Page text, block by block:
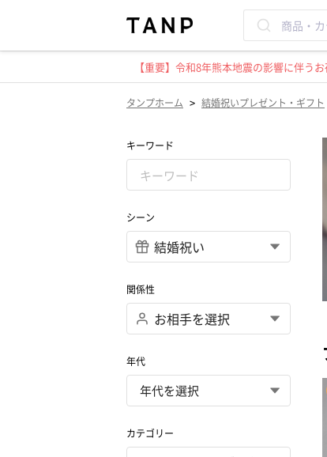
【重要】令和8年熊本地震の影響に伴う
タンプホーム > 結婚祝いプレゼント・ギフト
キーワード
シーン
関係性
年代
カテゴリー